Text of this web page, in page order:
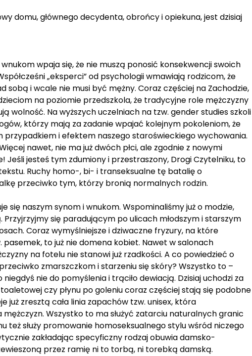
domu, głównego decydenta, obrońcy i opiekuna, jest dzisiaj
wpaja się, że nie muszą ponosić konsekwencji swoich
„eksperci” od psychologii wmawiają rodzicom, że
sobą i wcale nie musi być mężny. Coraz częściej na Zachodzie,
na poziomie przedszkola, że tradycyjne role mężczyzny
wolność. Na wyższych uczelniach na tzw. gender studies szkoli
którzy mają za zadanie wpajać kolejnym pokoleniom, że
przypadkiem i efektem naszego staroświeckiego wychowania.
nawet, nie ma już dwóch płci, ale zgodnie z nowymi
Jeśli jesteś tym zdumiony i przestraszony, Drogi Czytelniku, to
Ruchy homo-, bi- i transeksualne tę batalię o
przeciwko tym, którzy bronią normalnych rodzin.
się naszym synom i wnukom. Wspominaliśmy już o modzie,
się paradującym po ulicach młodszym i starszym
Coraz wymyślniejsze i dziwaczne fryzury, na które
to już nie domena kobiet. Nawet w salonach
na fotelu nie stanowi już rzadkości. A co powiedzieć o
zmarszczkom i starzeniu się skóry? Wszystko to –
nie do pomyślenia i trąciło dewiacją. Dzisiaj uchodzi za
czy płynu po goleniu coraz częściej stają się podobne
już zresztą cała linia zapachów tzw. unisex, która
Wszystko to ma służyć zatarciu naturalnych granic
też służy promowanie homoseksualnego stylu wśród niczego
zakładając specyficzny rodzaj obuwia damsko-
przez ramię ni to torbą, ni torebką damską.